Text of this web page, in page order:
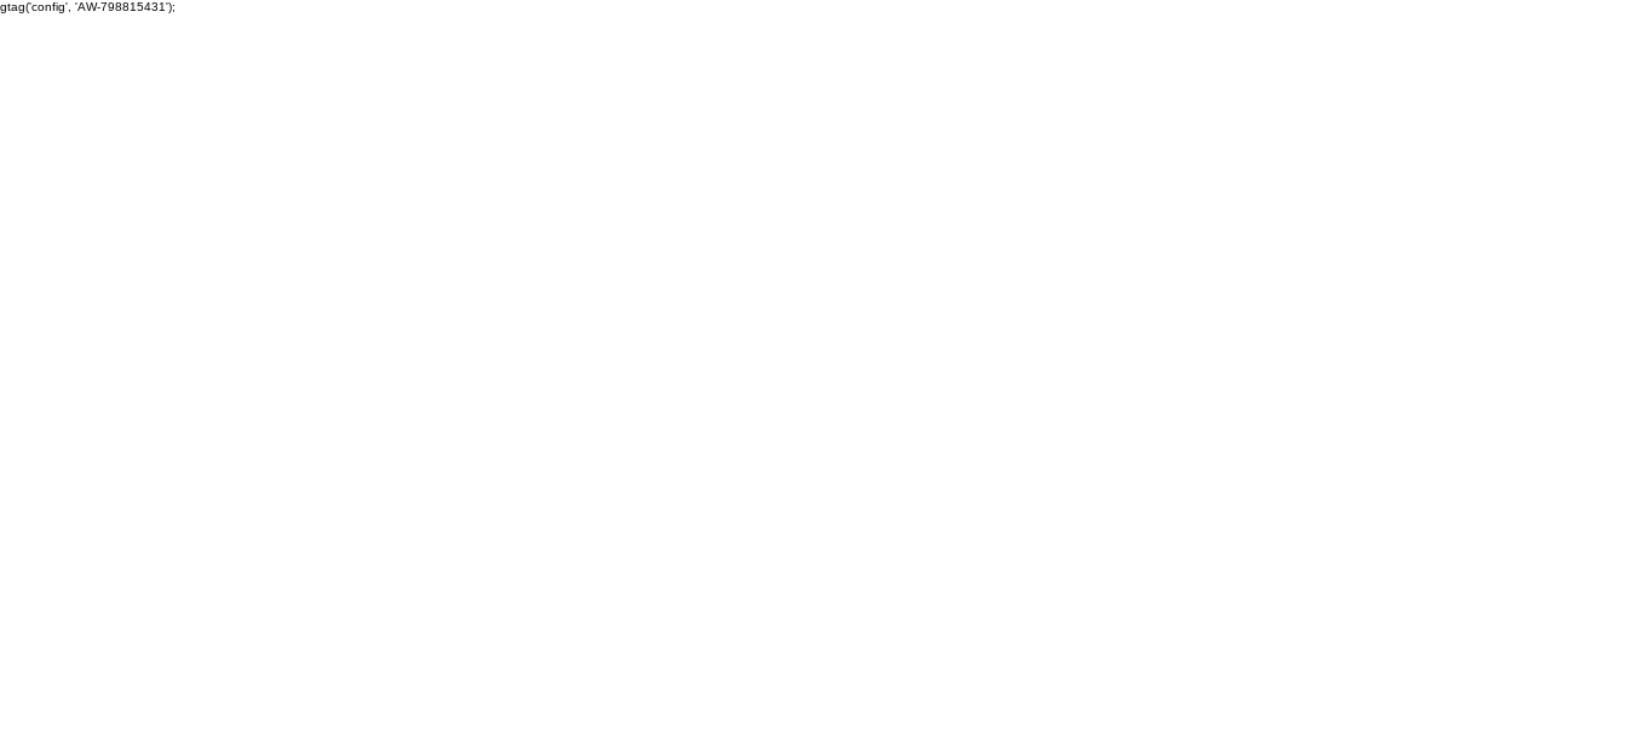
gtag('config', 'AW-798815431');